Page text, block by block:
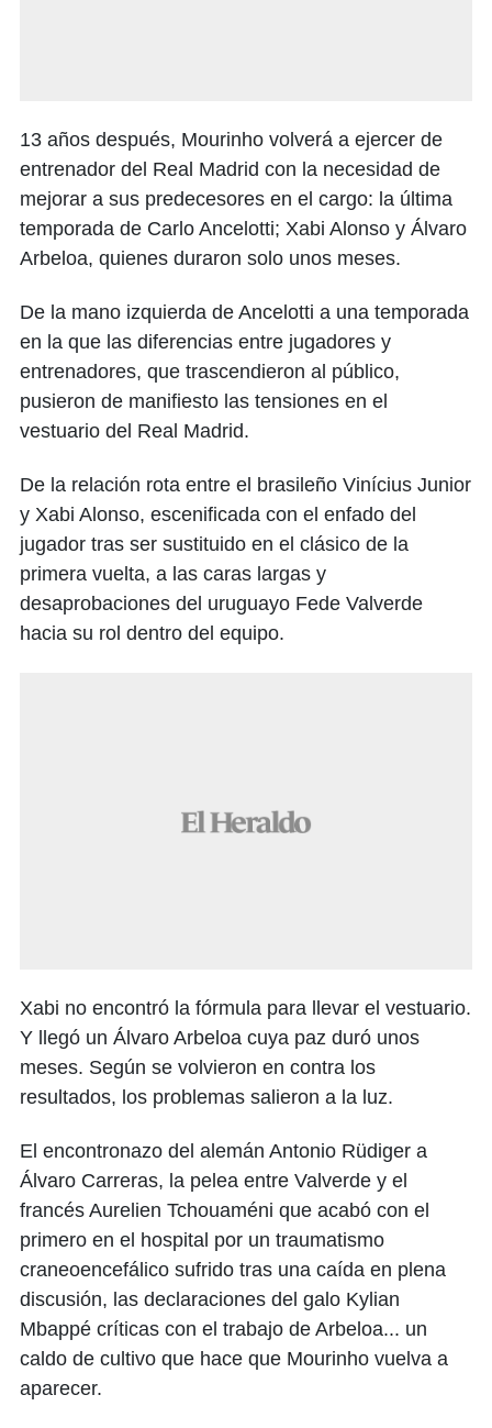
13 años después, Mourinho volverá a ejercer de
entrenador del Real Madrid con la necesidad de
mejorar a sus predecesores en el cargo: la última
temporada de Carlo Ancelotti; Xabi Alonso y Álvaro
Arbeloa, quienes duraron solo unos meses.
De la mano izquierda de Ancelotti a una temporada
en la que las diferencias entre jugadores y
entrenadores, que trascendieron al público,
pusieron de manifiesto las tensiones en el
vestuario del Real Madrid.
De la relación rota entre el brasileño Vinícius Junior
y Xabi Alonso, escenificada con el enfado del
jugador tras ser sustituido en el clásico de la
primera vuelta, a las caras largas y
desaprobaciones del uruguayo Fede Valverde
hacia su rol dentro del equipo.
Xabi no encontró la fórmula para llevar el vestuario.
Y llegó un Álvaro Arbeloa cuya paz duró unos
meses. Según se volvieron en contra los
resultados, los problemas salieron a la luz.
El encontronazo del alemán Antonio Rüdiger a
Álvaro Carreras, la pelea entre Valverde y el
francés Aurelien Tchouaméni que acabó con el
primero en el hospital por un traumatismo
craneoencefálico sufrido tras una caída en plena
discusión, las declaraciones del galo Kylian
Mbappé críticas con el trabajo de Arbeloa... un
caldo de cultivo que hace que Mourinho vuelva a
aparecer.